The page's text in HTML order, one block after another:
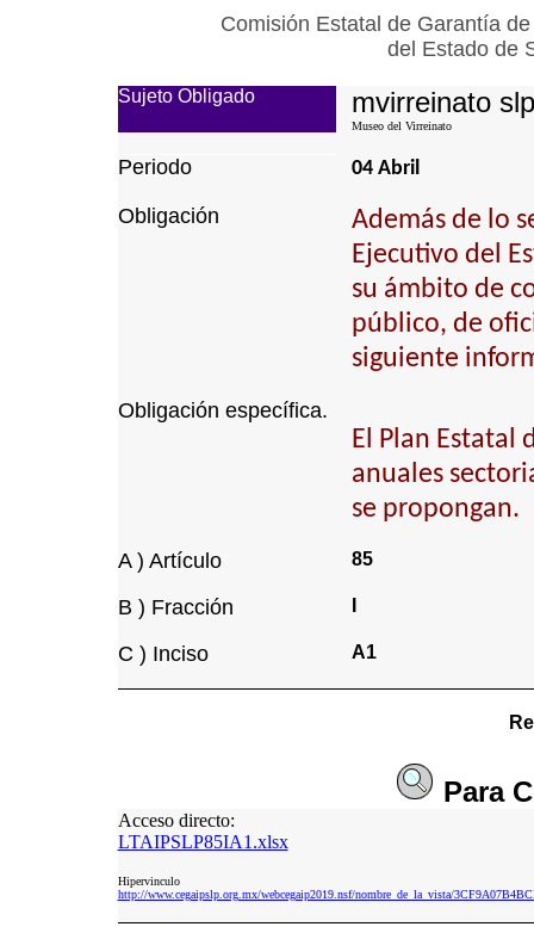
Comisión Estatal de Garantía
del Estado de
Sujeto Obligado mvirreinato slp
Museo del Virreinato
Periodo 04 Abril
Obligación
Además de lo
Ejecutivo del
su ámbito de
público, de
siguiente
Obligación específica.
El Plan Estatal
anuales
se propongan.
A ) Artículo 85
B ) Fracción
C ) Inciso A1
Para
Acceso directo:
LTAIPSLP85IA1.xlsx
Hipervinculo
http://www.cegaipslp.org.mx/webcegaip2019.nsf/nombre_de_la_vista/